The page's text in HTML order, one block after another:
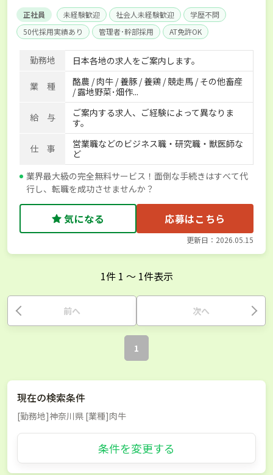
正社員 未経験歓迎 社会人未経験歓迎
学歴不問
50代採用実績あり
管理者･幹部採用
AT免許OK
家賃補助制度あり
食事補助あり
残業月20時間以内
賞与実績あり
年間休日100日以上
経験者優遇
独立支援可能
社会保険完備 単身寮あり
世帯寮あり
寮･社宅相談可
勤務地 日本各地の求人をご案内します。
業 種
酪農 / 肉牛 / 養豚 / 養鶏 / 競走馬 / その他畜産
/ 露地野菜･畑作...
給 与
ご案内する求人、ご経験によって異なりま
す。
仕 事
営業職などのビジネス職・研究職・獣医師な
ど
業界最大級の完全無料サービス！面倒な手続きはすべて代
行し、転職を成功させませんか？
気になる 応募はこちら
更新日：2026.05.15
1件 1 〜 1件表示
前へ 次へ
1
現在の検索条件
[勤務地]神奈川県 [業種]肉牛
条件を変更する